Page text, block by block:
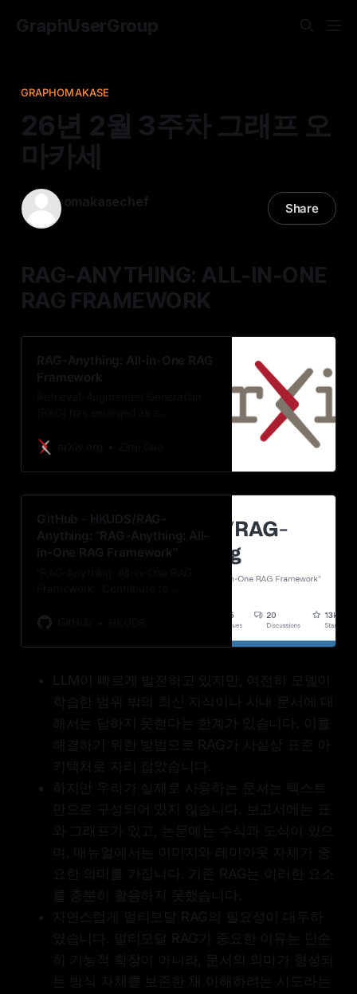
GraphUserGroup
GRAPHOMAKASE
26년 2월 3주차 그래프 오
마카세
omakasechef Share
RAG-ANYTHING: ALL-IN-ONE
RAG FRAMEWORK
RAG-Anything: All-in-One RAG
Framework
expanding Large Language Models
limitations. However, a critical
misalignment exists between
world information environments.
Modern knowledge repositories are
inherently multimodal, containing
mathematical expressions. Yet
limited to textual content, creating
multimodal documents. We present
RAG-Anything, a unified framework
that enables comprehensive
knowledge retrieval across all
modalities. Our approach
reconceptualizes multimodal
knowledge entities rather than
isolated data types. The framework
introduces dual-graph construction
relationships and textual semantics
within a unified representation. We
develop cross-modal hybrid
knowledge navigation with
semantic matching. This enables
effective reasoning over
heterogeneous content where
relevant evidence spans multiple
GitHub - HKUDS/RAG-
Anything: “RAG-Anything: All-
in-One RAG Framework”
development by creating an
LLM이 빠르게 발전하고 있지만, 여전히 모델이
학습한 범위 밖의 최신 지식이나 사내 문서에 대
해서는 답하지 못한다는 한계가 있습니다. 이를
해결하기 위한 방법으로 RAG가 사실상 표준 아
키텍처로 자리 잡았습니다.
하지만 우리가 실제로 사용하는 문서는 텍스트
만으로 구성되어 있지 않습니다. 보고서에는 표
와 그래프가 있고, 논문에는 수식과 도식이 있으
며, 매뉴얼에서는 이미지와 레이아웃 자체가 중
요한 의미를 가집니다. 기존 RAG는 이러한 요소
를 충분히 활용하지 못했습니다.
자연스럽게 멀티모달 RAG의 필요성이 대두하
였습니다. 멀티모달 RAG가 중요한 이유는 단순
히 기능적 확장이 아니라, 문서의 의미가 형성되
는 방식 자체를 보존한 채 이해하려는 시도라는